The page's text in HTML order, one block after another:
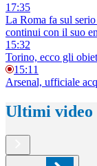
17:35
La Roma fa sul
continui con il suo
15:32
Torino, ecco gli
15:11
Arsenal, ufficiale
Ultimi video